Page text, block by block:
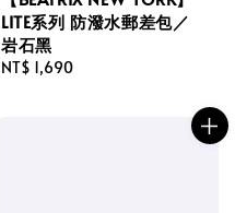
LITE系列 防潑水郵差包／
岩石黑
Regular
NT$ 1,690